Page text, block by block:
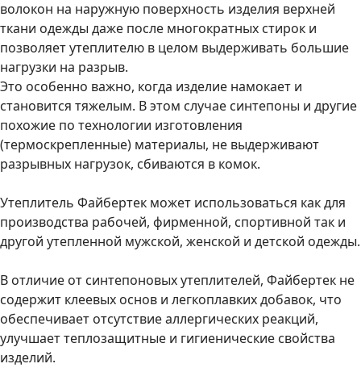
волокон на наружную поверхность изделия верхней
ткани одежды даже после многократных стирок и
позволяет утеплителю в целом выдерживать большие
нагрузки на разрыв.
Это особенно важно, когда изделие намокает и
становится тяжелым. В этом случае синтепоны и другие
похожие по технологии изготовления
(термоскрепленные) материалы, не выдерживают
разрывных нагрузок, сбиваются в комок.
Утеплитель Файбертек может использоваться как для
производства рабочей, фирменной, спортивной так и
другой утепленной мужской, женской и детской одежды.
В отличие от синтепоновых утеплителей, Файбертек не
содержит клеевых основ и легкоплавких добавок, что
обеспечивает отсутствие аллергических реакций,
улучшает теплозащитные и гигиенические свойства
изделий.